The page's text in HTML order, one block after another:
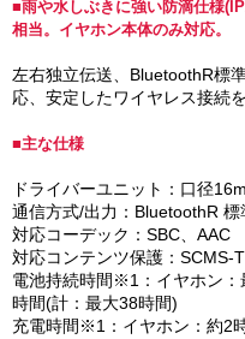
■雨や水しぶきに強い防滴仕様
相当。イヤホン本体のみ対応。
左右独立伝送、BluetoothR標
応、安定したワイヤレス接続
■主な仕様
ドライバーユニット：口径
通信方式/出力：BluetoothR
対応コーデック：SBC、AAC
対応コンテンツ保護：SCMS-
電池持続時間※1：イヤホン
時間(計：最大38時間)
充電時間※1：イヤホン：約2